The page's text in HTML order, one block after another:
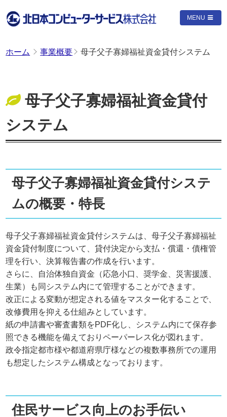
MENU
ホーム 事業概要 母子父子寡婦福祉資金貸付システム
母子父子寡婦福祉資金貸付
システム
母子父子寡婦福祉資金貸付システ
ムの概要・特長
母子父子寡婦福祉資金貸付システムは、母子父子寡婦福祉
資金貸付制度について、貸付決定から支払・償還・債権管
理を行い、決算報告書の作成を行います。
さらに、自治体独自資金（応急小口、奨学金、災害援護、
生業）も同システム内にて管理することができます。
改正による変動が想定される値をマスター化することで、
改修費用を抑える仕組みとしています。
紙の申請書や審査書類をPDF化し、システム内にて保存参
照できる機能を備えておりペーパーレス化が図れます。
政令指定都市様や都道府県庁様などの複数事務所での運用
も想定したシステム構成となっております。
住民サービス向上のお手伝い